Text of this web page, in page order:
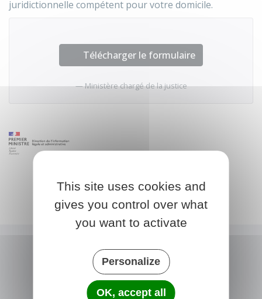
juridictionnelle compétent pour votre domicile.
Télécharger le formulaire
Ministère chargé de la justice
This site uses cookies and
gives you control over what
you want to activate
Personalize
OK, accept all